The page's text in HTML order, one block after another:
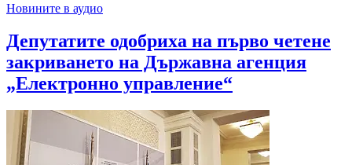
Новините в аудио
Депутатите одобриха на първо четене
закриването на Държавна агенция
„Електронно управление“